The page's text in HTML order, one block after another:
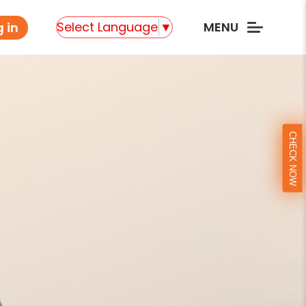
in Select Language ▼ MENU
CHECK NOW